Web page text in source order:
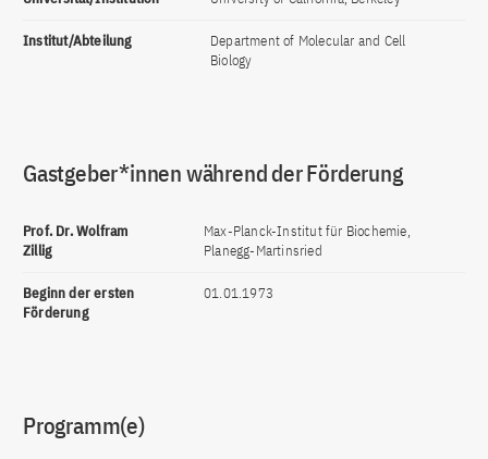
Institut/Abteilung
Department of Molecular and Cell
Biology
Gastgeber*innen während der Förderung
Prof. Dr. Wolfram
Zillig
Max-Planck-Institut für Biochemie,
Planegg-Martinsried
Beginn der ersten
Förderung
01.01.1973
Programm(e)